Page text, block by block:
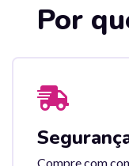
Por
Compre com